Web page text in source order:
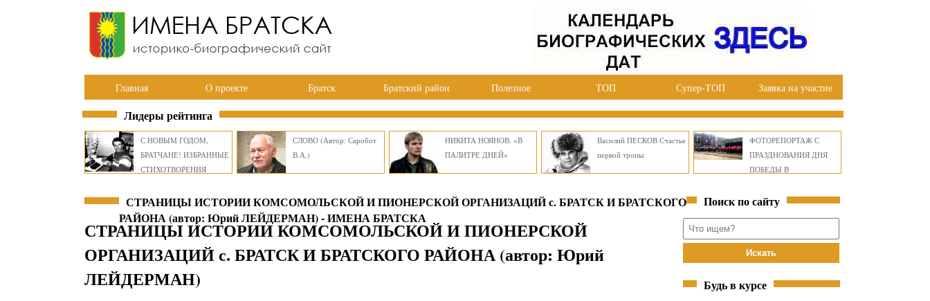
Главная О проекте Братск Братский район Полезное ТОП Супер-ТОП Заявка на участие
Лидеры рейтинга
С НОВЫМ ГОДОМ,
БРАТЧАНЕ! ИЗБРАННЫЕ
СТИХОТВОРЕНИЯ
СЛОВО (Автор: Скробот
В.А.)
НИКИТА НОЯНОВ. «В
ПАЛИТРЕ ДНЕЙ»
Василий ПЕСКОВ Счастье
первой тропы
ФОТОРЕПОРТАЖ С
ПРАЗДНОВАНИЯ ДНЯ
ПОБЕДЫ В
ОКРУГЕ БРАТСКА
СТРАНИЦЫ ИСТОРИИ КОМСОМОЛЬСКОЙ И ПИОНЕРСКОЙ ОРГАНИЗАЦИЙ с. БРАТСК И БРАТСКОГО
РАЙОНА (автор: Юрий ЛЕЙДЕРМАН) - ИМЕНА БРАТСКА
СТРАНИЦЫ ИСТОРИИ КОМСОМОЛЬСКОЙ И ПИОНЕРСКОЙ
ОРГАНИЗАЦИЙ с. БРАТСК И БРАТСКОГО РАЙОНА (автор: Юрий
ЛЕЙДЕРМАН)
Поиск по сайту
Будь в курсе